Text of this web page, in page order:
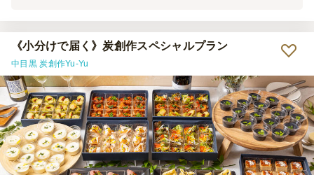
《小分けで届く》炭創作スペシャルプラン
中目黒 炭創作Yu-Yu